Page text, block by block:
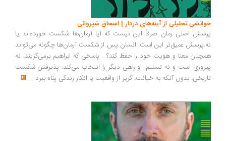
تحلیلی از آینه‌های دردار | اسحاق شیروانی
اصلی رمان صرفاً این نیست که آیا آرمان‌ها شکست خورده‌اند یا
عمیق‌تر این است: انسان پس از شکست آرمان‌ها چگونه می‌تواند
معنا و هویت خود را حفظ کند؟... پاسخی که ابراهیم برمی‌گزیند، نه
است و نه تسلیم. او راهی دیگر را انتخاب می‌کند: پذیرفتن شکست
بدون آنکه به خیانت، گریز از واقعیت یا انکار زندگی پناه ببرد...